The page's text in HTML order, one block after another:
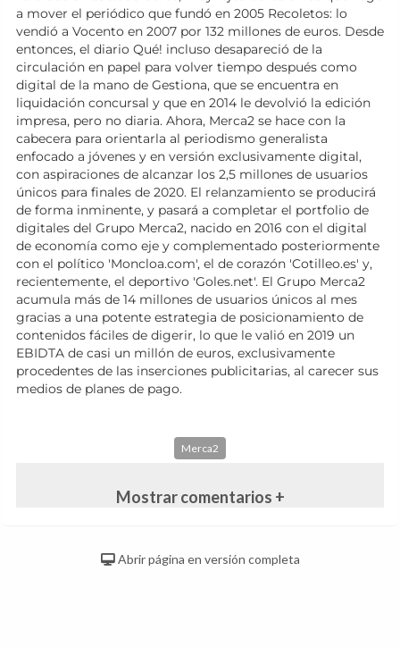
a mover el periódico que fundó en 2005 Recoletos: lo
vendió a Vocento en 2007 por 132 millones de euros. Desde
entonces, el diario Qué! incluso desapareció de la
circulación en papel para volver tiempo después como
digital de la mano de Gestiona, que se encuentra en
liquidación concursal y que en 2014 le devolvió la edición
impresa, pero no diaria. Ahora, Merca2 se hace con la
cabecera para orientarla al periodismo generalista
enfocado a jóvenes y en versión exclusivamente digital,
con aspiraciones de alcanzar los 2,5 millones de usuarios
únicos para finales de 2020. El relanzamiento se producirá
de forma inminente, y pasará a completar el portfolio de
digitales del Grupo Merca2, nacido en 2016 con el digital
de economía como eje y complementado posteriormente
con el político 'Moncloa.com', el de corazón 'Cotilleo.es' y,
recientemente, el deportivo 'Goles.net'. El Grupo Merca2
acumula más de 14 millones de usuarios únicos al mes
gracias a una potente estrategia de posicionamiento de
contenidos fáciles de digerir, lo que le valió en 2019 un
EBIDTA de casi un millón de euros, exclusivamente
procedentes de las inserciones publicitarias, al carecer sus
medios de planes de pago.
Merca2
Mostrar comentarios +
Abrir página en versión completa